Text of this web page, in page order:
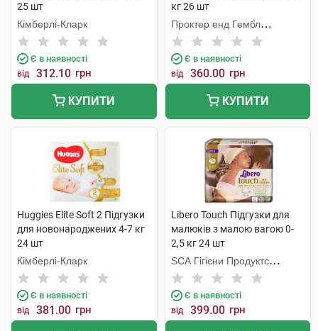
25 шт
Кімберлі-Кларк
Є в наявності
від 312.10 грн
КУПИТИ
кг 26 шт
Проктер енд Гембл
Оперешейнз Польська
Є в наявності
від 360.00 грн
КУПИТИ
Huggies Elite Soft 2 Підгузки
для новонароджених 4-7 кг
24 шт
Кімберлі-Кларк
Є в наявності
від 381.00 грн
Libero Touch Підгузки для
малюків з малою вагою 0-
2,5 кг 24 шт
SCA Гігієни Продуктс
Польска
Є в наявності
від 399.00 грн